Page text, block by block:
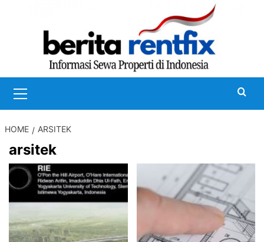
Menu
HOME ARSITEK
arsitek